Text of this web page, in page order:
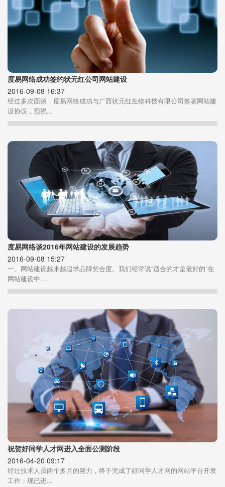
度易网络成功签约状元红公司网站建设
2016-09-08 16:37
经过多次面谈，度易网络成功与广西状元红生物科技有限公司签署网站建
设协议，预祝...
度易网络谈2016年网站建设的发展趋势
2016-09-08 15:27
一、网站建设越来越追求品牌契合度。我们经常说“适合的才是最好的”在
网站建设中...
祝贺好同学人才网进入全面公测阶段
2016-04-20 09:17
经过技术人员两个多月的努力，终于完成了好同学人才网的网站平台开发
工作；现已进...